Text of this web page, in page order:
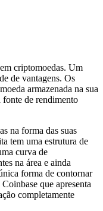
criptomoedas. Um
de vantagens. Os
armazenada na sua
fonte de rendimento
na forma das suas
tem uma estrutura de
curva de
na área e ainda
forma de contornar
que apresenta
completamente